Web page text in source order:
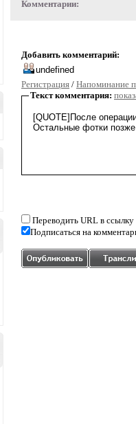
Комментарии:
Добавить комментарий:
Регистрация / Напоминание
Текст комментария:
Переводить URL в ссылку
Подписаться на